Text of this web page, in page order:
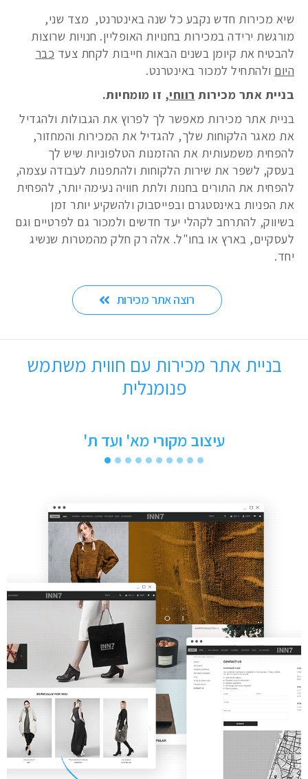
שיא מכירות חדש נקבע כל שנה באינטרנט, מצד שני,
מורגשת ירידה במכירות בחנויות האופליין. חנויות שרוצות
להבטיח את קיומן בשנים הבאות חייבות לקחת צעד כבר
היום ולהתחיל למכור באינטרנט.
בניית אתר מכירות רווחי, זו מומחיות.
בניית אתר מכירות מאפשר לך לפרוץ את הגבולות ולהגדיל
את מאגר הלקוחות שלך, להגדיל את המכירות והמחזור,
להפחית משמעותית את ההזמנות הטלפוניות שיש לך
בעסק, לשפר את שירות הלקוחות ולהתפנות לעבודה עצמה,
להפחית את התורים בחנות ולתת חוויה נעימה יותר, להפחית
את הפניות באינסטגרם ובפייסבוק ולהשקיע יותר זמן
בשיווק, להתרחב לקהלי יעד חדשים ולמכור גם לפרטיים וגם
לעסקיים, בארץ או בחו"ל. אלה רק חלק מהמטרות שנשיג
יחד.
רוצה אתר מכירות
בניית אתר מכירות עם חווית משתמש
פנומנלית
עיצוב מקורי מא' ועד ת'
1 2 3 4 5 6 7 8 9 10